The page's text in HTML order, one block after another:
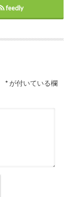
feedly
*が付いている欄